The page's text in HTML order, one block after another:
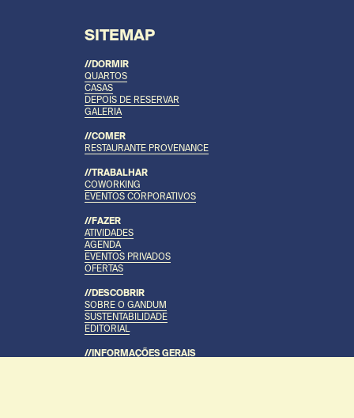
SITEMAP
//DORMIR
QUARTOS
CASAS
DEPOIS DE RESERVAR
GALERIA
//COMER
RESTAURANTE PROVENANCE
//TRABALHAR
COWORKING
EVENTOS CORPORATIVOS
//FAZER
ATIVIDADES
AGENDA
EVENTOS PRIVADOS
OFERTAS
//DESCOBRIR
SOBRE O GANDUM
SUSTENTABILIDADE
EDITORIAL
//INFORMAÇÕES GERAIS